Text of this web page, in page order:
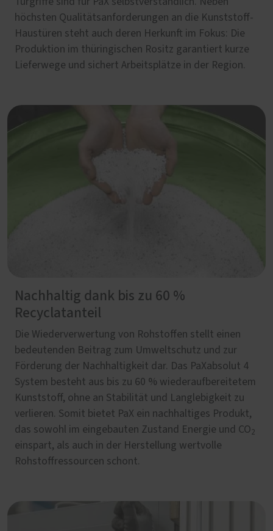
höchsten Qualitätsanforderungen an die Kunststoff-
Haustüren steht auch deren Herkunft im Fokus: Die
Produktion im thüringischen Rositz garantiert kurze
Lieferwege und sichert Arbeitsplätze in der Region.
Nachhaltig dank bis zu 60 %
Recyclatanteil
Die Wiederverwertung von Rohstoffen stellt einen
bedeutenden Beitrag zum Umweltschutz und zur
Förderung der Nachhaltigkeit dar. Das PaXabsolut 4
System besteht aus bis zu 60 % wiederaufbereitetem
Kunststoff, ohne an Stabilität und Langlebigkeit zu
verlieren. Somit bietet PaX ein nachhaltiges Produkt,
das sowohl im eingebauten Zustand Energie und CO2
einspart, als auch in der Herstellung wertvolle
Rohstoffressourcen schont.